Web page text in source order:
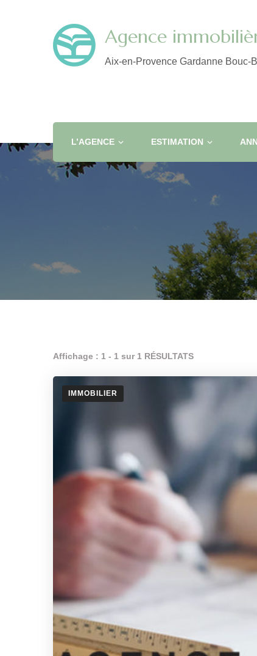
Agence
Aix-en-Provence Gardanne
L’AGENCE ESTIMATION
Affichage : 1 - 1 sur 1 RÉSULTATS
IMMOBILIER